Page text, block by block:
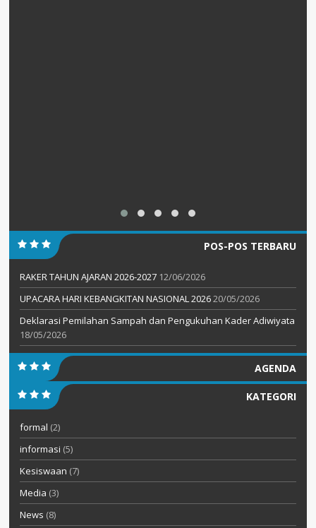
POS-POS TERBARU
RAKER TAHUN AJARAN 2026-2027 12/06/2026
UPACARA HARI KEBANGKITAN NASIONAL 202620/05/2026
Deklarasi Pemilahan Sampah dan Pengukuhan Kader Adiwiyata
18/05/2026
AGENDA
KATEGORI
formal (2)
informasi (5)
Kesiswaan (7)
Media (3)
News (8)